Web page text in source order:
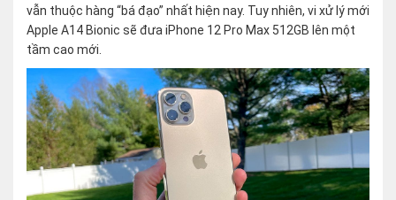
vẫn thuộc hàng “bá đạo” nhất hiện nay. Tuy nhiên, vi xử lý mới
Apple A14 Bionic sẽ đưa iPhone 12 Pro Max 512GB lên một
tầm cao mới.